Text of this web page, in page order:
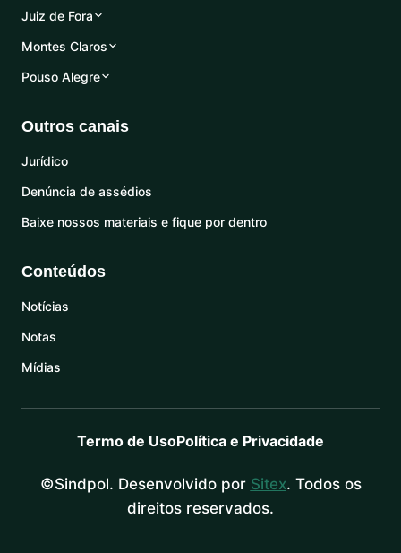
Juiz de Fora
Montes Claros
Pouso Alegre
Outros canais
Jurídico
Denúncia de assédios
Baixe nossos materiais e fique por dentro
Conteúdos
Notícias
Notas
Mídias
Termo de UsoPolítica e Privacidade
©Sindpol. Desenvolvido por Sitex. Todos os
direitos reservados.